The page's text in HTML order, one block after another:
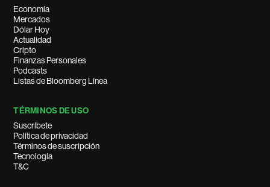
Economía
Mercados
Dólar Hoy
Actualidad
Cripto
Finanzas Personales
Podcasts
Listas de Bloomberg Línea
TÉRMINOS DE USO
Suscríbete
Política de privacidad
Términos de suscripción
Tecnología
T&C